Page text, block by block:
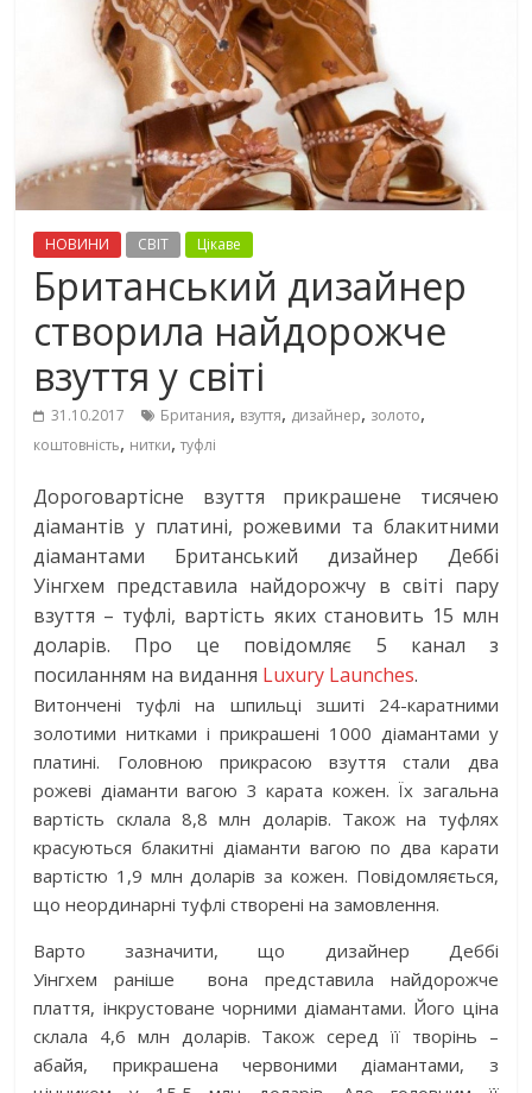
НОВИНИ СВІТ Цікаве
Британський дизайнер
створила найдорожче
взуття у світі
31.10.2017 Британия, взуття, дизайнер, золото,
коштовність, нитки,туфлі
Дороговартісне взуття прикрашене тисячею
діамантів у платині, рожевими та блакитними
діамантами Британський дизайнер Деббі
Уінгхем представила найдорожчу в світі пару
взуття – туфлі, вартість яких становить 15 млн
доларів. Про це повідомляє 5 канал з
посиланням на видання Luxury Launches.
Витончені туфлі на шпильці зшиті 24-каратними
золотими нитками і прикрашені 1000 діамантами у
платині. Головною прикрасою взуття стали два
рожеві діаманти вагою 3 карата кожен. Їх загальна
вартість склала 8,8 млн доларів. Також на туфлях
красуються блакитні діаманти вагою по два карати
вартістю 1,9 млн доларів за кожен. Повідомляється,
що неординарні туфлі створені на замовлення.
Варто зазначити, що дизайнер Деббі
Уінгхем раніше вона представила найдорожче
плаття, інкрустоване чорними діамантами. Його ціна
склала 4,6 млн доларів. Також серед її творінь –
абайя, прикрашена червоними діамантами, з